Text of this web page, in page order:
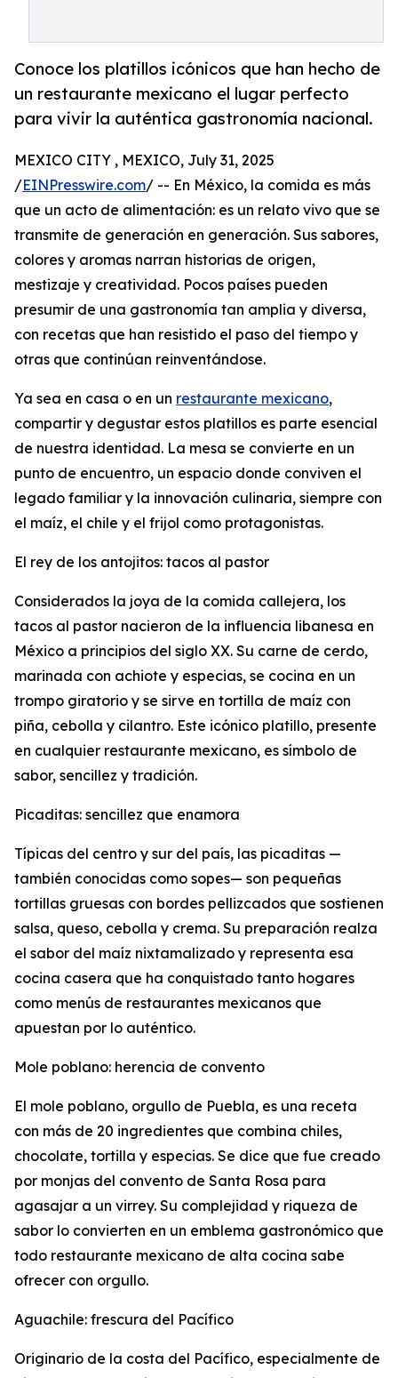
Conoce los platillos icónicos que han hecho de
un restaurante mexicano el lugar perfecto
para vivir la auténtica gastronomía nacional.
MEXICO CITY , MEXICO, July 31, 2025
/EINPresswire.com/ -- En México, la comida es más
que un acto de alimentación: es un relato vivo que se
transmite de generación en generación. Sus sabores,
colores y aromas narran historias de origen,
mestizaje y creatividad. Pocos países pueden
presumir de una gastronomía tan amplia y diversa,
con recetas que han resistido el paso del tiempo y
otras que continúan reinventándose.
Ya sea en casa o en un restaurante mexicano,
compartir y degustar estos platillos es parte esencial
de nuestra identidad. La mesa se convierte en un
punto de encuentro, un espacio donde conviven el
legado familiar y la innovación culinaria, siempre con
el maíz, el chile y el frijol como protagonistas.
El rey de los antojitos: tacos al pastor
Considerados la joya de la comida callejera, los
tacos al pastor nacieron de la influencia libanesa en
México a principios del siglo XX. Su carne de cerdo,
marinada con achiote y especias, se cocina en un
trompo giratorio y se sirve en tortilla de maíz con
piña, cebolla y cilantro. Este icónico platillo, presente
en cualquier restaurante mexicano, es símbolo de
sabor, sencillez y tradición.
Picaditas: sencillez que enamora
Típicas del centro y sur del país, las picaditas —
también conocidas como sopes— son pequeñas
tortillas gruesas con bordes pellizcados que sostienen
salsa, queso, cebolla y crema. Su preparación realza
el sabor del maíz nixtamalizado y representa esa
cocina casera que ha conquistado tanto hogares
como menús de restaurantes mexicanos que
apuestan por lo auténtico.
Mole poblano: herencia de convento
El mole poblano, orgullo de Puebla, es una receta
con más de 20 ingredientes que combina chiles,
chocolate, tortilla y especias. Se dice que fue creado
por monjas del convento de Santa Rosa para
agasajar a un virrey. Su complejidad y riqueza de
sabor lo convierten en un emblema gastronómico que
todo restaurante mexicano de alta cocina sabe
ofrecer con orgullo.
Aguachile: frescura del Pacífico
Originario de la costa del Pacífico, especialmente de